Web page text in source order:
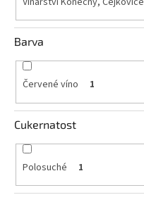
Akční
nabídka
Poslední
láhve
skladem
Cuvée
vína
Klarety
podle
Barva
Červené víno 1
Cukernatost
Polosuché 1